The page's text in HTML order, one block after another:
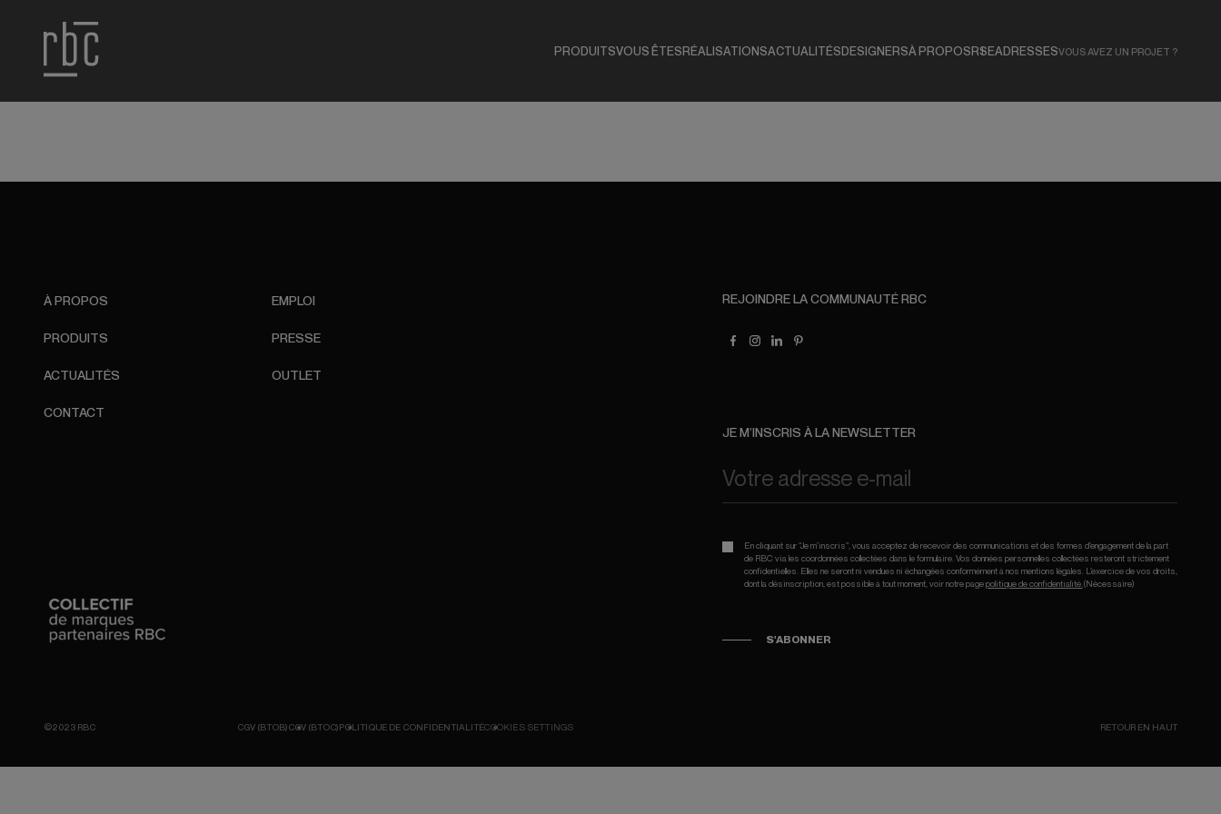
PRODUITSVOUS ÊTESRÉALISATIONSACTUALITÉSDESIGNERSÀ PROPOSRSEADRESSESVOUS AVEZ UN PROJET ?
À PROPOS
PRODUITS
ACTUALITÉS
CONTACT
EMPLOI
PRESSE
OUTLET
REJOINDRE LA COMMUNAUTÉ RBC
JE M’INSCRIS À LA NEWSLETTER
En cliquant sur “Je m’inscris”, vous acceptez de recevoir des communications et des formes d’engagement de la part
de RBC via les coordonnées collectées dans le formulaire. Vos données personnelles collectées resteront strictement
confidentielles. Elles ne seront ni vendues ni échangées conformément à nos mentions légales. L’exercice de vos droits,
dont la désinscription, est possible à tout moment, voir notre pagepolitique de confidentialité.(Nécessaire)
S'ABONNER
©2023 RBC CGV (BTOB)CGV (BTOC)POLITIQUE DE CONFIDENTIALITÉCOOKIES SETTINGS RETOUR EN HAUT